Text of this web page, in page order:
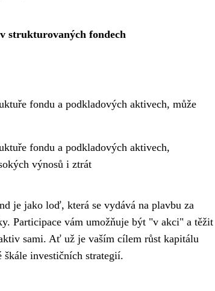
strukturovaných fondech
fondu a podkladových aktivech, může
fondu a podkladových aktivech,
výnosů i ztrát
je jako loď, která se vydává na plavbu za
Participace vám umožňuje být "v akci" a těžit
sami. Ať už je vaším cílem růst kapitálu
investičních strategií.